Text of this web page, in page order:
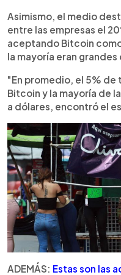
Asimismo, el medio
entre las empresas el
aceptando Bitcoin
la mayoría eran grandes
"En promedio, el 5% de
Bitcoin y la mayoría de
a dólares, encontró el
ADEMÁS: Estas son las